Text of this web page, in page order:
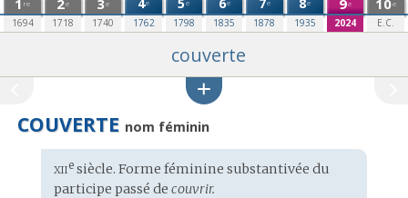
1 re
1694
2e
1718
3e
1740
e
1762
e
1798
e
1835
e
1878
e
1935
9e
2024
10e
E.C.
couverte
COUVERTE nom féminin
Étymologie
:
xiiesiècle. Forme féminine substantivée du
participe passé de couvrir.